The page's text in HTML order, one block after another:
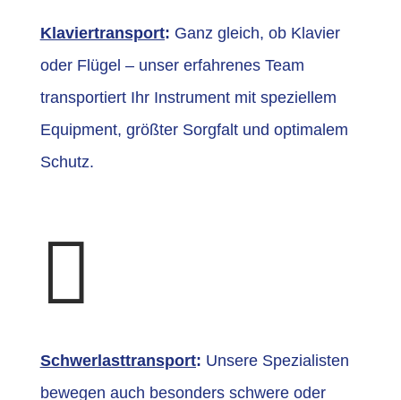
Klaviertransport: Ganz gleich, ob Klavier
oder Flügel – unser erfahrenes Team
transportiert Ihr Instrument mit speziellem
Equipment, größter Sorgfalt und optimalem
Schutz.

Schwerlasttransport: Unsere Spezialisten
bewegen auch besonders schwere oder